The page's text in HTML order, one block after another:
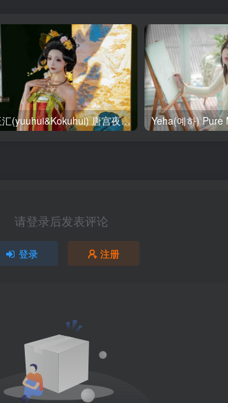
玉汇(yuuhui&Kokuhui) 唐宫夜宴 [136P-1.47GB]
请登录后发表评论
登录 注册